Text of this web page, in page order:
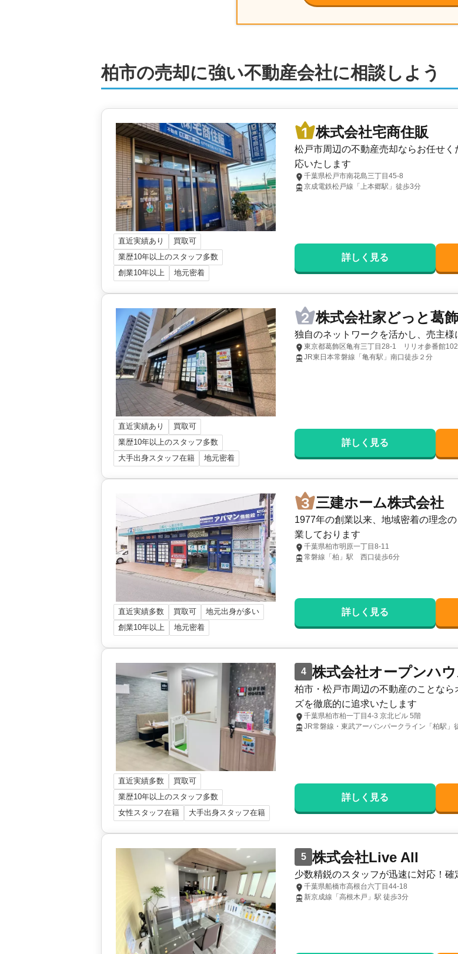
2026年5月
株式会社オープンハウス 柏営業センター
株式会社オー
4,000万円
2026年5月
千葉県柏市加賀一丁目
階数:2階建物面積:102㎡土地面積:102㎡
株式会社オープンハウス 柏営業センター
千葉県柏市若柴
階数: 2階建物面
3,900万円
千葉県柏市篠籠田
階数:2階建物面積:95㎡土地面積:85㎡
株式会社オープンハウス 柏営業センター
株式会社オー
柏市の売却に強い不動産会社に相談しよう
直近実績あり
買取可
業歴10年以上のスタッフ多数
創業10年以上
地元密着
株式会社宅商住販
松戸市周辺の不動産売却ならお任せ
応いたします
千葉県松戸市南花島三丁目45-8
京成電鉄松戸線「上本郷駅」徒歩3分
詳しく見る
直近実績あり
買取可
業歴10年以上のスタッフ多数
大手出身スタッフ在籍
地元密着
株式会社家どっと葛飾
独自のネットワークを活かし、売主様
東京都葛飾区亀有三丁目28-1 リリオ参番館
JR東日本常磐線「亀有駅」南口徒歩２分
詳しく見る
直近実績多数 買取可
地元出身が多い
創業10年以上
地元密着
三建ホーム株式会社
1977年の創業以来、地域密着の理念
業しております
千葉県柏市明原一丁目8-11
常磐線「柏」駅 西口徒歩6分
詳しく見る
直近実績多数
買取可
業歴10年以上のスタッフ多数
女性スタッフ在籍
大手出身スタッフ在籍
4 株式会社オープンハ
柏市・松戸市周辺の不動産のことな
ズを徹底的に追求いたします
千葉県柏市柏一丁目4-3 京北ビル 5階
JR常磐線・東武アーバンパークライン「柏駅」
詳しく見る
5 株式会社Live All
少数精鋭のスタッフが迅速に対応！
千葉県船橋市高根台六丁目44-18
新京成線「高根木戸」駅 徒歩3分